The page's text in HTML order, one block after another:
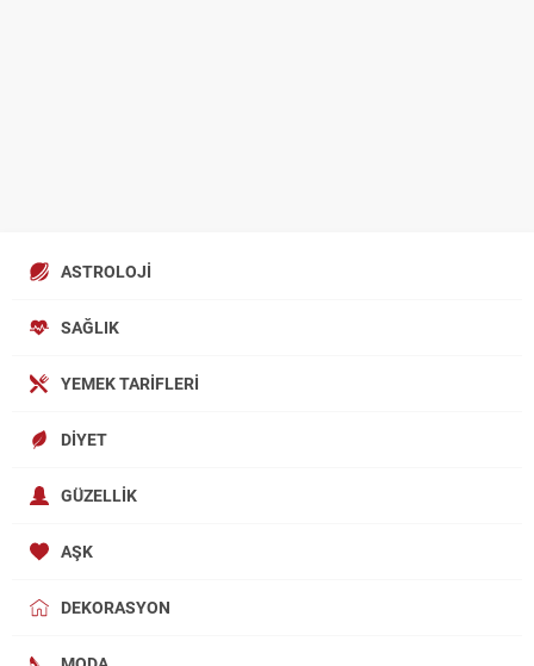
ASTROLOJI
SAĞLIK
YEMEK TARIFLERI
DIYET
GÜZELLIK
AŞK
DEKORASYON